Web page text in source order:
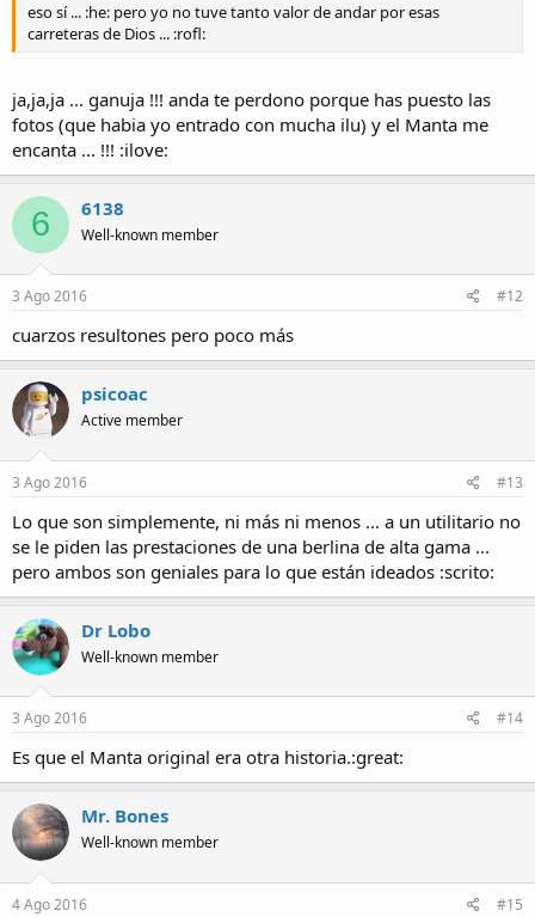
eso sí ... :he: pero yo no tuve tanto valor de andar por esas
carreteras de Dios ... :rofl:
ja,ja,ja ... ganuja !!! anda te perdono porque has puesto las
fotos (que habia yo entrado con mucha ilu) y el Manta me
encanta ... !!! :ilove:
6 6138
Well-known member
3 Ago 2016 #12
cuarzos resultones pero poco más
psicoac
Active member
3 Ago 2016 #13
Lo que son simplemente, ni más ni menos ... a un utilitario no
se le piden las prestaciones de una berlina de alta gama ...
pero ambos son geniales para lo que están ideados :scrito:
Dr Lobo
Well-known member
3 Ago 2016 #14
Es que el Manta original era otra historia.:great:
Mr. Bones
Well-known member
4 Ago 2016 #15